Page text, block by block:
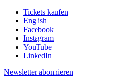
Tickets kaufen
English
Facebook
Instagram
YouTube
LinkedIn
Newsletter abonnieren